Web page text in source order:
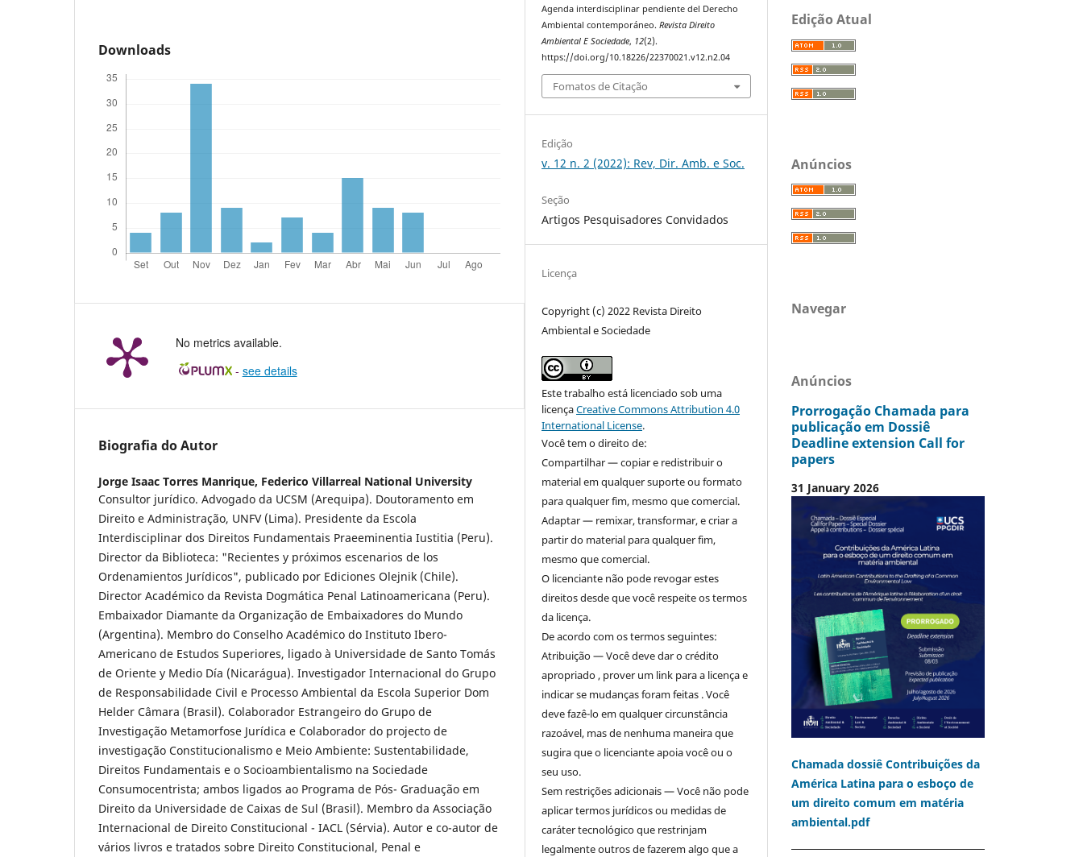
Downloads
No metrics available.
- see details
Biografia do Autor
Jorge Isaac Torres Manrique, Federico Villarreal National University
Consultor jurídico. Advogado da UCSM (Arequipa). Doutoramento em
Direito e Administração, UNFV (Lima). Presidente da Escola
Interdisciplinar dos Direitos Fundamentais Praeeminentia Iustitia (Peru).
Director da Biblioteca: "Recientes y próximos escenarios de los
Ordenamientos Jurídicos", publicado por Ediciones Olejnik (Chile).
Director Académico da Revista Dogmática Penal Latinoamericana (Peru).
Embaixador Diamante da Organização de Embaixadores do Mundo
(Argentina). Membro do Conselho Académico do Instituto Ibero-
Americano de Estudos Superiores, ligado à Universidade de Santo Tomás
de Oriente y Medio Día (Nicarágua). Investigador Internacional do Grupo
de Responsabilidade Civil e Processo Ambiental da Escola Superior Dom
Helder Câmara (Brasil). Colaborador Estrangeiro do Grupo de
Investigação Metamorfose Jurídica e Colaborador do projecto de
investigação Constitucionalismo e Meio Ambiente: Sustentabilidade,
Direitos Fundamentais e o Socioambientalismo na Sociedade
Consumocentrista; ambos ligados ao Programa de Pós- Graduação em
Direito da Universidade de Caixas de Sul (Brasil). Membro da Associação
Internacional de Direito Constitucional - IACL (Sérvia). Autor e co-autor de
vários livros e tratados sobre Direito Constitucional, Penal e
Agenda interdisciplinar pendiente del Derecho
Ambiental contemporáneo.Revista Direito
Ambiental E Sociedade, 12(2).
https://doi.org/10.18226/22370021.v12.n2.04
Fomatos de Citação
Edição
v. 12 n. 2 (2022): Rev, Dir. Amb. e Soc.
Seção
Artigos Pesquisadores Convidados
Licença
Copyright (c) 2022 Revista Direito
Ambiental e Sociedade
Este trabalho está licenciado sob uma
licençaCreative Commons Attribution 4.0
International License.
Você tem o direito de:
Compartilhar — copiar e redistribuir o
material em qualquer suporte ou formato
para qualquer fim, mesmo que comercial.
Adaptar — remixar, transformar, e criar a
partir do material para qualquer fim,
mesmo que comercial.
O licenciante não pode revogar estes
direitos desde que você respeite os termos
da licença.
De acordo com os termos seguintes:
Atribuição — Você deve dar o crédito
apropriado , prover um link para a licença e
indicar se mudanças foram feitas . Você
deve fazê-lo em qualquer circunstância
razoável, mas de nenhuma maneira que
sugira que o licenciante apoia você ou o
seu uso.
Sem restrições adicionais — Você não pode
aplicar termos jurídicos ou medidas de
caráter tecnológico que restrinjam
legalmente outros de fazerem algo que a
Edição Atual
Anúncios
Navegar
Anúncios
Prorrogação Chamada para
publicação em Dossiê
Deadline extension Call for
papers
31 January 2026
Chamada dossiê Contribuições da
América Latina para o esboço de
um direito comum em matéria
ambiental.pdf